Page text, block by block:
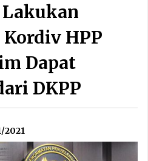
HPP
Dapat
DKPP
2021